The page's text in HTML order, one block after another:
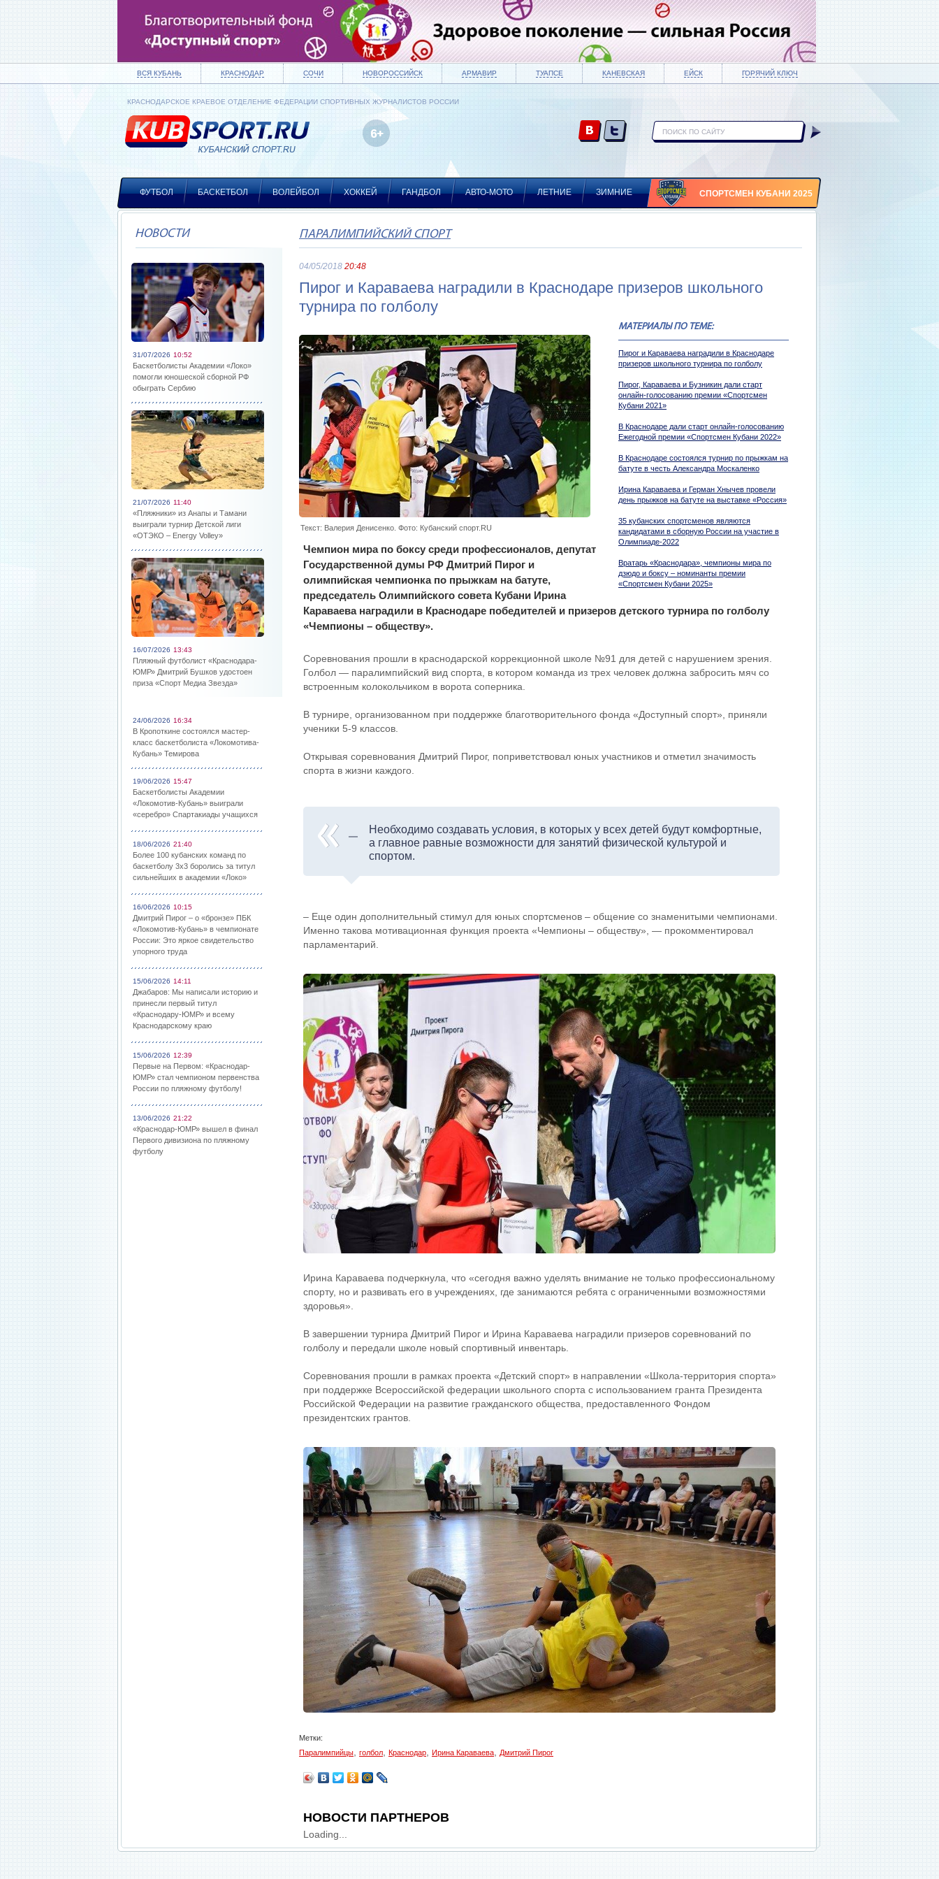
ВСЯ КУБАНЬ КРАСНОДАР СОЧИ НОВОРОССИЙСК АРМАВИР ТУАПСЕ КАНЕВСКАЯ ЕЙСК ГОРЯЧИЙ КЛЮЧ
КРАСНОДАРСКОЕ КРАЕВОЕ ОТДЕЛЕНИЕ ФЕДЕРАЦИИ СПОРТИВНЫХ ЖУРНАЛИСТОВ РОССИИ
ФУТБОЛ БАСКЕТБОЛ ВОЛЕЙБОЛ ХОККЕЙ ГАНДБОЛ АВТО-МОТО ЛЕТНИЕ ЗИМНИЕ СПОРТСМЕН КУБАНИ 2025
НОВОСТИ
31/07/2026 10:52
Баскетболисты Академии «Локо»
помогли юношеской сборной РФ
обыграть Сербию
21/07/2026 11:40
«Пляжники» из Анапы и Тамани
выиграли турнир Детской лиги
«ОТЭКО – Energy Volley»
16/07/2026 13:43
Пляжный футболист «Краснодара-
ЮМР» Дмитрий Бушков удостоен
приза «Спорт Медиа Звезда»
24/06/2026 16:34
В Кропоткине состоялся мастер-
класс баскетболиста «Локомотива-
Кубань» Темирова
19/06/2026 15:47
Баскетболисты Академии
«Локомотив-Кубань» выиграли
«серебро» Спартакиады учащихся
18/06/2026 21:40
Более 100 кубанских команд по
баскетболу 3х3 боролись за титул
сильнейших в академии «Локо»
16/06/2026 10:15
Дмитрий Пирог – о «бронзе» ПБК
«Локомотив-Кубань» в чемпионате
России: Это яркое свидетельство
упорного труда
15/06/2026 14:11
Джабаров: Мы написали историю и
принесли первый титул
«Краснодару-ЮМР» и всему
Краснодарскому краю
15/06/2026 12:39
Первые на Первом: «Краснодар-
ЮМР» стал чемпионом первенства
России по пляжному футболу!
13/06/2026 21:22
«Краснодар-ЮМР» вышел в финал
Первого дивизиона по пляжному
футболу
ПАРАЛИМПИЙСКИЙ СПОРТ
04/05/2018 20:48
Пирог и Караваева наградили в Краснодаре призеров школьного
турнира по голболу
МАТЕРИАЛЫ ПО ТЕМЕ:
Пирог и Караваева наградили в Краснодаре
призеров школьного турнира по голболу
Пирог, Караваева и Бузникин дали старт
онлайн-голосованию премии «Спортсмен
Кубани 2021»
В Краснодаре дали старт онлайн-голосованию
Ежегодной премии «Спортсмен Кубани 2022»
В Краснодаре состоялся турнир по прыжкам на
батуте в честь Александра Москаленко
Ирина Караваева и Герман Хнычев провели
день прыжков на батуте на выставке «Россия»
35 кубанских спортсменов являются
кандидатами в сборную России на участие в
Олимпиаде-2022
Вратарь «Краснодара», чемпионы мира по
дзюдо и боксу – номинанты премии
«Спортсмен Кубани 2025»
Текст: Валерия Денисенко. Фото: Кубанский спорт.RU
Чемпион мира по боксу среди профессионалов, депутат
Государственной думы РФ Дмитрий Пирог и
олимпийская чемпионка по прыжкам на батуте,
председатель Олимпийского совета Кубани Ирина
Караваева наградили в Краснодаре победителей и призеров детского турнира по голболу
«Чемпионы – обществу».
Соревнования прошли в краснодарской коррекционной школе №91 для детей с нарушением зрения.
Голбол — паралимпийский вид спорта, в котором команда из трех человек должна забросить мяч со
встроенным колокольчиком в ворота соперника.
В турнире, организованном при поддержке благотворительного фонда «Доступный спорт», приняли
ученики 5-9 классов.
Открывая соревнования Дмитрий Пирог, поприветствовал юных участников и отметил значимость
спорта в жизни каждого.
Необходимо создавать условия, в которых у всех детей будут комфортные,
а главное равные возможности для занятий физической культурой и
спортом.
– Еще один дополнительный стимул для юных спортсменов – общение со знаменитыми чемпионами.
Именно такова мотивационная функция проекта «Чемпионы – обществу», — прокомментировал
парламентарий.
Ирина Караваева подчеркнула, что «сегодня важно уделять внимание не только профессиональному
спорту, но и развивать его в учреждениях, где занимаются ребята с ограниченными возможностями
здоровья».
В завершении турнира Дмитрий Пирог и Ирина Караваева наградили призеров соревнований по
голболу и передали школе новый спортивный инвентарь.
Соревнования прошли в рамках проекта «Детский спорт» в направлении «Школа-территория спорта»
при поддержке Всероссийской федерации школьного спорта с использованием гранта Президента
Российской Федерации на развитие гражданского общества, предоставленного Фондом
президентских грантов.
Метки:
Паралимпийцы
голбол Краснодар Ирина Караваева Дмитрий Пирог
НОВОСТИ ПАРТНЕРОВ
Loading...